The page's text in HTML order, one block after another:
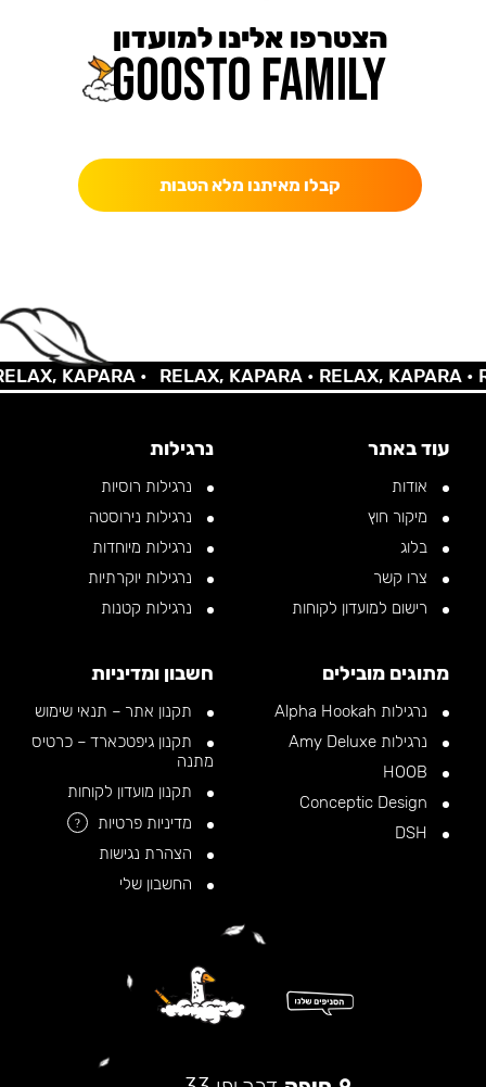
הצטרפו אלינו למועדון
קבלו מאיתנו מלא הטבות
KAPARA • RELAX, KAPARA •RELAX, KAPARA •
עוד באתר
אודות
מיקור חוץ
בלוג
צרו קשר
רישום למועדון לקוחות
נרגילות
נרגילות רוסיות
נרגילות נירוסטה
נרגילות מיוחדות
נרגילות יוקרתיות
נרגילות קטנות
מתוגים מובילים
נרגילות Alpha Hookah
נרגילות Amy Deluxe
חשבון ומדיניות
תקנון אתר – תנאי שימוש
תקנון גיפטכארד – כרטיס
מתנה
תקנון מועדון לקוחות
מדיניות פרטיות
?
הצהרת נגישות
החשבון שלי